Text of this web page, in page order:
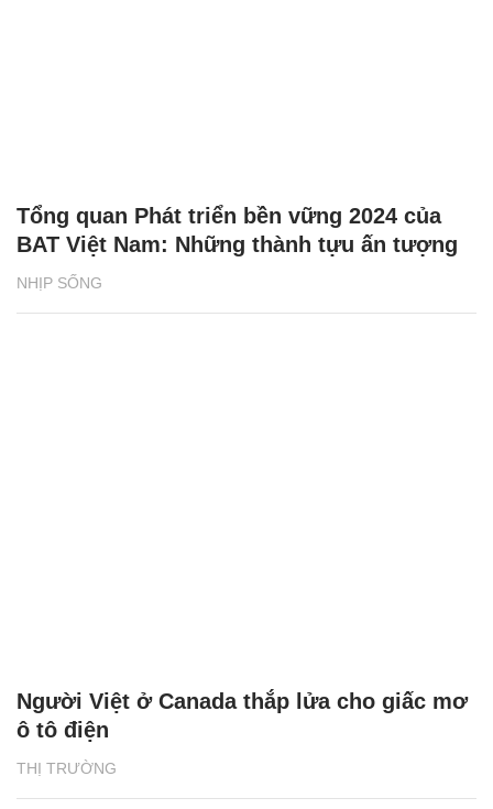
NHỊP SỐNG
Tổng quan Phát triển bền vững 2024 của
BAT Việt Nam: Những thành tựu ấn tượng
THỊ TRƯỜNG
Người Việt ở Canada thắp lửa cho giấc mơ
ô tô điện